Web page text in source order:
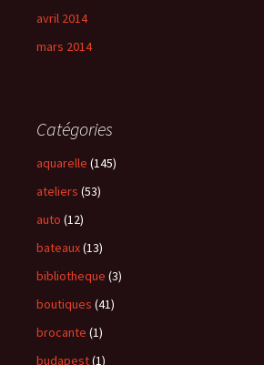
avril 2014
mars 2014
Catégories
aquarelle (145)
ateliers (53)
auto (12)
bateaux(13)
bibliotheque (3)
boutiques (41)
brocante (1)
budapest(1)